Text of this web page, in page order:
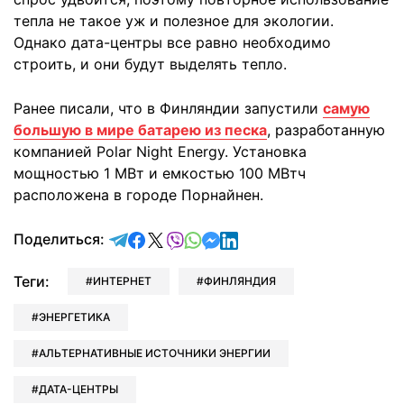
тепла не такое уж и полезное для экологии.
Однако дата-центры все равно необходимо
строить, и они будут выделять тепло.
Ранее писали, что в Финляндии запустили самую
большую в мире батарею из песка, разработанную
компанией Polar Night Energy. Установка
мощностью 1 МВт и емкостью 100 МВтч
расположена в городе Порнайнен.
Поделиться: отправить в Telegram
поделиться в Facebook
поделиться в X
отправить в Viber
отправить в Whatsapp
отправить в Messenger
отправить в LinkedIn
Теги: ИНТЕРНЕТ ФИНЛЯНДИЯ
ЭНЕРГЕТИКА
АЛЬТЕРНАТИВНЫЕ ИСТОЧНИКИ ЭНЕРГИИ
ДАТА-ЦЕНТРЫ